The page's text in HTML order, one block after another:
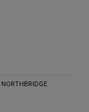
NORTHBRIDGE